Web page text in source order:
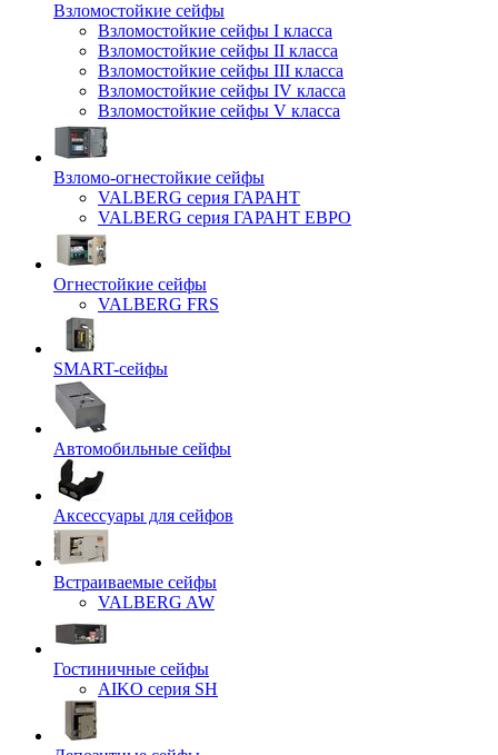
Взломостойкие сейфы
Взломостойкие сейфы I класса
Взломостойкие сейфы II класса
Взломостойкие сейфы III класса
Взломостойкие сейфы IV класса
Взломостойкие сейфы V класса
Взломо-огнестойкие сейфы
VALBERG серия ГАРАНТ
VALBERG серия ГАРАНТ ЕВРО
Огнестойкие сейфы
VALBERG FRS
SMART-сейфы
Автомобильные сейфы
Аксессуары для сейфов
Встраиваемые сейфы
VALBERG AW
Гостиничные сейфы
AIKO серия SH